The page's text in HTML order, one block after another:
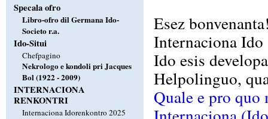
Specala ofro
Libro-ofro dil Germana Ido-
Societo r.a.
Ido-Situi
Chefpagino
Nekrologo e kondoli pri Jacques
Bol (1922 - 2009)
INTERNACIONA
RENKONTRI
Internaciona Idorenkontro 2025
Esez
Internaciona
Ido esis
Helpolinguo,
Quale e pro